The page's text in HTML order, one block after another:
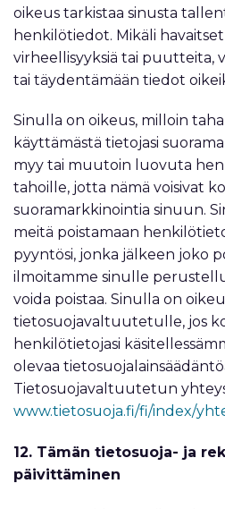
oikeus tarkistaa sinusta
henkilötiedot. Mikäli havaitset
virheellisyyksiä tai puutteita,
tai täydentämään tiedot
Sinulla on oikeus, milloin
käyttämästä tietojasi
myy tai muutoin luovuta
tahoille, jotta nämä voisivat
suoramarkkinointia sinuun.
meitä poistamaan
pyyntösi, jonka jälkeen joko
ilmoitamme sinulle
voida poistaa. Sinulla on
tietosuojavaltuutetulle, jos
henkilötietojasi
olevaa
Tietosuojavaltuutetun
www.tietosuoja.fi/fi/index/
12. Tämän tietosuoja- ja
päivittäminen